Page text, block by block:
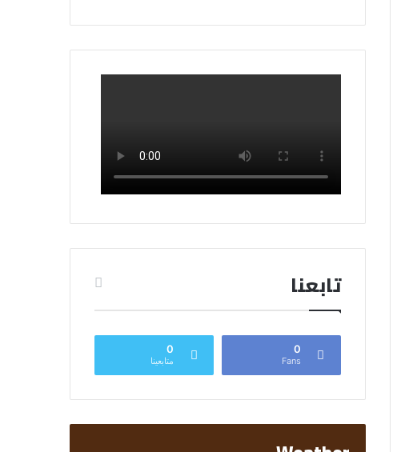
تابعنا
0
Fans
0
متابعينا